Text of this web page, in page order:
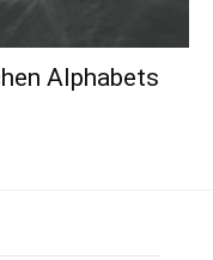
Alphabets